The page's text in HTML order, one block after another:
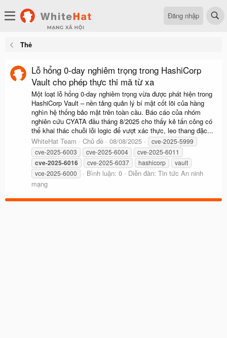
Đăng nhập
Thẻ
Lỗ hổng 0-day nghiêm trọng trong HashiCorp
Vault cho phép thực thi mã từ xa
Một loạt lỗ hổng 0-day nghiêm trọng vừa được phát hiện trong
HashiCorp Vault – nền tảng quản lý bí mật cốt lõi của hàng
nghìn hệ thống bảo mật trên toàn cầu. Báo cáo của nhóm
nghiên cứu CYATA đầu tháng 8/2025 cho thấy kẻ tấn công có
thể khai thác chuỗi lỗi logic để vượt xác thực, leo thang đặc...
WhiteHat Team
Chủ đề 08/08/2025
cve-2025-5999
cve-2025-6003
cve-2025-6004 cve-2025-6011
cve-2025-6016 cve-2025-6037 hashicorp
vault
vce-2025-6000
Bình luận: 0 Diễn đàn: Tin tức An ninh
mạng